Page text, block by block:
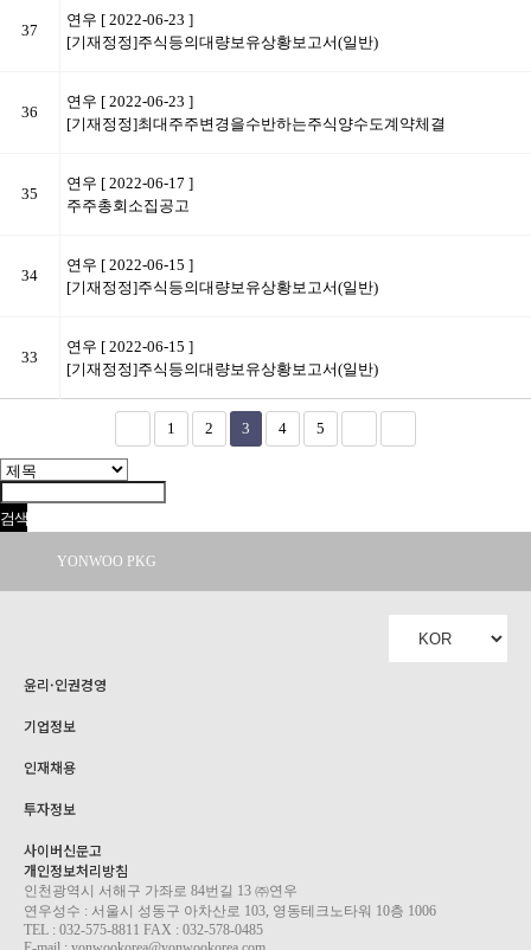
37
연우 [ 2022-06-23 ]
[기재정정]주식등의대량보유상황보고서(일반)
36
연우 [ 2022-06-23 ]
[기재정정]최대주주변경을수반하는주식양수도계약체결
35
연우 [ 2022-06-17 ]
주주총회소집공고
34
연우 [ 2022-06-15 ]
[기재정정]주식등의대량보유상황보고서(일반)
33
연우 [ 2022-06-15 ]
[기재정정]주식등의대량보유상황보고서(일반)
1 2 3 4 5
YONWOO PKG
IMPORTLIMITED
AROMATIC
윤리·인권경영
기업정보
인재채용
투자정보
사이버신문고
개인정보처리방침
인천광역시 서해구 가좌로 84번길 13 ㈜연우
연우성수 : 서울시 성동구 아차산로 103, 영동테크노타워 10층 1006
TEL : 032-575-8811 FAX : 032-578-0485